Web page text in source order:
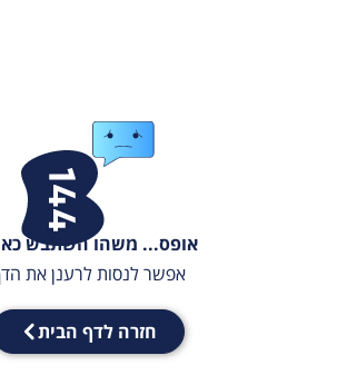
אופס... משהו השתבש
אפשר לנסות לרענן את
חזרה לדף הבית